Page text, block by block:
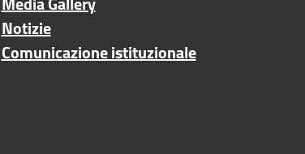
Notizie
Comunicazione istituzionale